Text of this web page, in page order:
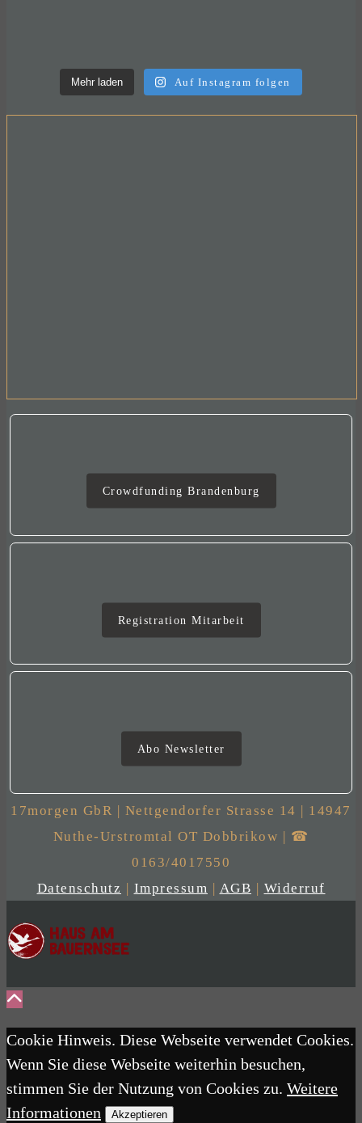
Mehr laden Auf Instagram folgen
Crowdfunding Brandenburg
Mitarbeit
Registration Mitarbeit
Abo Newsletter
17morgen GbR | Nettgendorfer Strasse 14 | 14947
Nuthe-Urstromtal OT Dobbrikow | ☎
0163/4017550
Datenschutz | Impressum | AGB | Widerruf
Cookie Hinweis. Diese Webseite verwendet Cookies.
Wenn Sie diese Webseite weiterhin besuchen,
stimmen Sie der Nutzung von Cookies zu. Weitere
Informationen
Akzeptieren